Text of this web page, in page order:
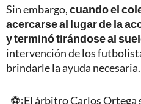
Sin embargo,cuando el
acercarse al lugar de la
y terminó tirándose al
intervención de los
brindarle la ayuda necesaria.
⚽¡El árbitro Carlos